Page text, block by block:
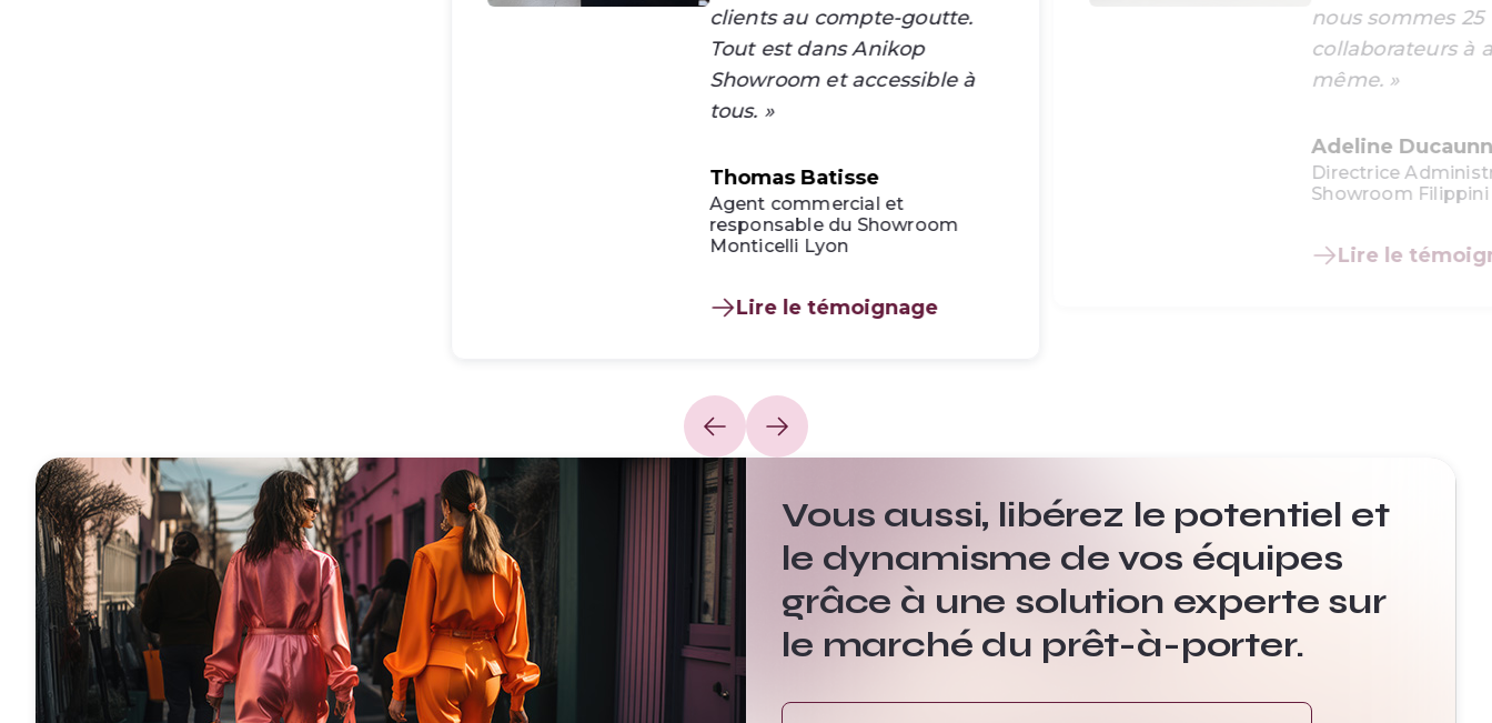
clients au compte-goutte.
Tout est dans Anikop
Showroom et accessible à
tous. »
Thomas Batisse
Agent commercial et
responsable du Showroom
Monticelli Lyon
Lire le témoignage
nous sommes 25
collaborateurs à
même. »
Adeline
Directrice
Showroom
Lire le
Vous aussi, libérez le potentiel et
le dynamisme de vos équipes
grâce à une solution experte sur
le marché du prêt-à-porter.